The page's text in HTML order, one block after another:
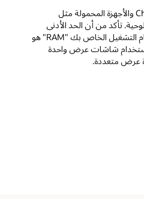
لا يتم دعم أجهزة Chromebook والأجهزة المحمولة مثل
تأكد من أن الحد الأدنى
لذاكرة الوصول العشوائي لنظام التشغيل الخاص بك "RAM" هو
استخدام شاشات عرض واحدة
عرض متعددة.